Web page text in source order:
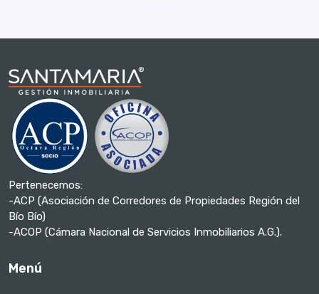
Pertenecemos:
-ACP (Asociación de Corredores de Propiedades Región del
Bío Bío)
-ACOP (Cámara Nacional de Servicios Inmobiliarios A.G.).
Menú